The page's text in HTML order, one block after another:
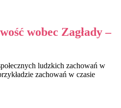
wobec Zagłady –
ludzkich zachowań w
zachowań w czasie